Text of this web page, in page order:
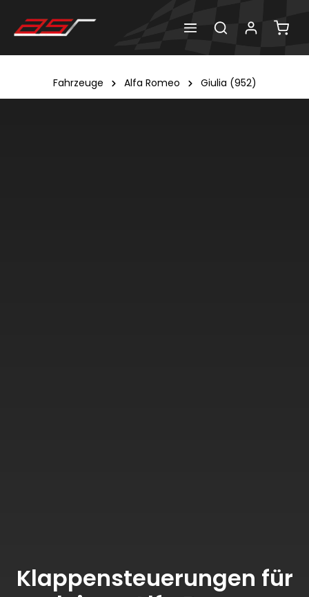
Fahrzeuge Alfa Romeo Giulia (952)
Klappensteuerungen für